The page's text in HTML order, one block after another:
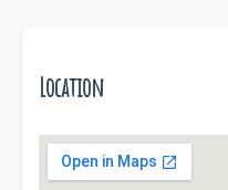
Location